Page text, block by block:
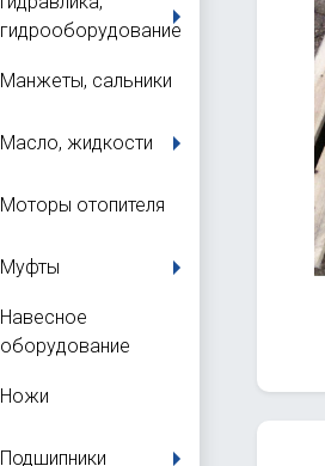
гидрооборудование
Манжеты, сальники
Масло, жидкости
Моторы отопителя
Муфты
Навесное
оборудование
Ножи
Подшипники